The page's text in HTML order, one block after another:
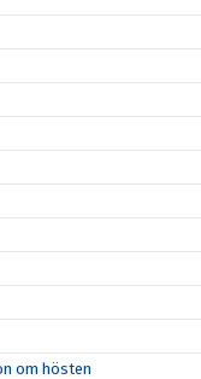
om hösten